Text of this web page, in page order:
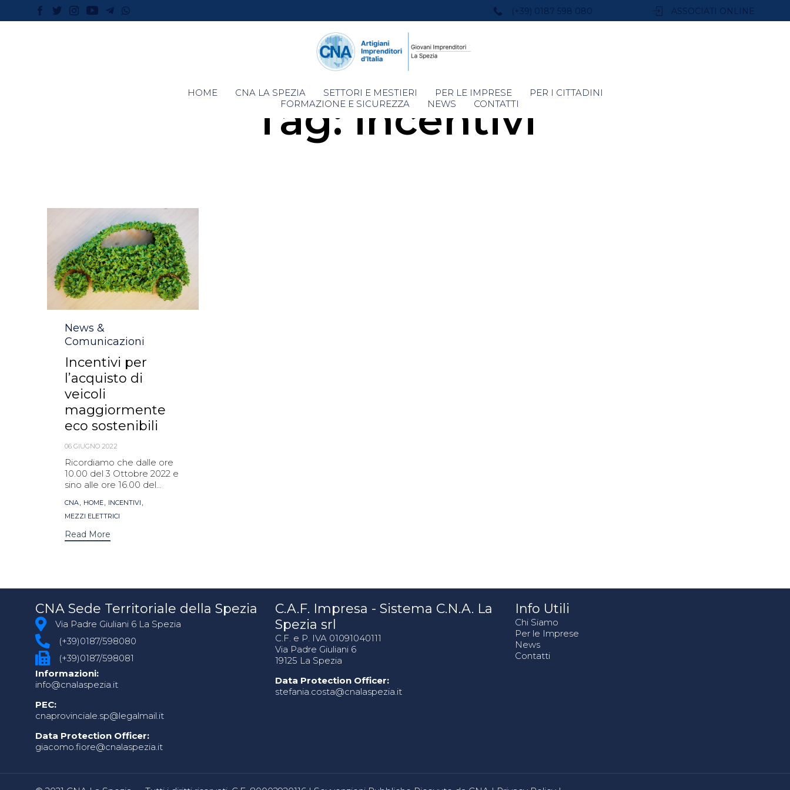
(+39) 0187 598 080 ASSOCIATI ONLINE
Skip
to
HOME CNA LA SPEZIA SETTORI E MESTIERI PER LE IMPRESE
PER I CITTADINI
FORMAZIONE E SICUREZZA
NEWS CONTATTI
Tag:incentivi
Category
News &
Comunicazioni
Incentivi per
l’acquisto di
veicoli
maggiormente
eco sostenibili
06 GIUGNO 2022
Ricordiamo che dalle ore
10.00 del 3 Ottobre 2022 e
sino alle ore 16.00 del...
Tags
CNA, HOME, INCENTIVI ,
MEZZI ELETTRICI
Read More
CNA Sede Territoriale della Spezia
Via Padre Giuliani 6 La Spezia
(+39)0187/598080
(+39)0187/598081
Informazioni:
info@cnalaspezia.it
PEC:
cnaprovinciale.sp@legalmail.it
Data Protection Officer:
giacomo.fiore@cnalaspezia.it
C.A.F. Impresa - Sistema C.N.A. La
Spezia srl
C.F. e P. IVA 01091040111
Via Padre Giuliani 6
19125 La Spezia
Data Protection Officer:
stefania.costa@cnalaspezia.it
Info Utili
Chi Siamo
Per le Imprese
News
Contatti